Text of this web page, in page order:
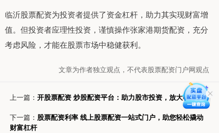
临沂股票配资为投资者提供了资金杠杆，助力其实现财富增
值。但投资者应理性投资，谨慎操作张家港期货配资，充分
考虑风险，才能在股票市场中稳健获利。
文章为作者独立观点，不代表股票配资门户网观点
上一篇： 开股票配资 炒股配资平台：助力股市投资，放大收益
下一篇： 股票配资利率 线上股票配资一站式门户，助您轻松撬动
财富杠杆